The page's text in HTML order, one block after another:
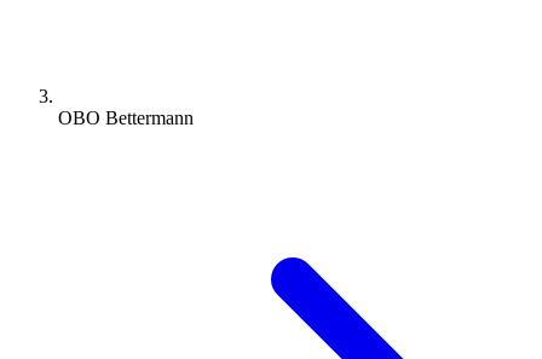
OBO Bettermann